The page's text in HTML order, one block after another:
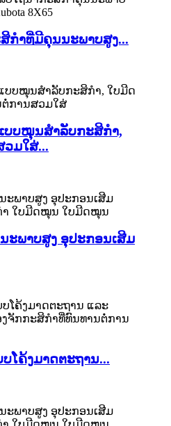
ກໍາທີ່ມີຄຸນນະພາບສູງ...
ບບໝຸນສຳລັບກະສິກຳ,
ມໃສ່...
ະພາບສູງ ອຸປະກອນເສີມ
ໂຄ້ງມາດຕະຖານ...